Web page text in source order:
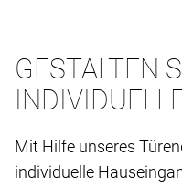
GESTALTEN
Mit Hilfe unseres
individuelle